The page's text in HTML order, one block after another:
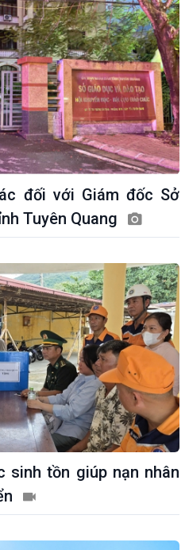
đối với Giám đốc Sở
Tuyên Quang
sinh tồn giúp nạn nhân